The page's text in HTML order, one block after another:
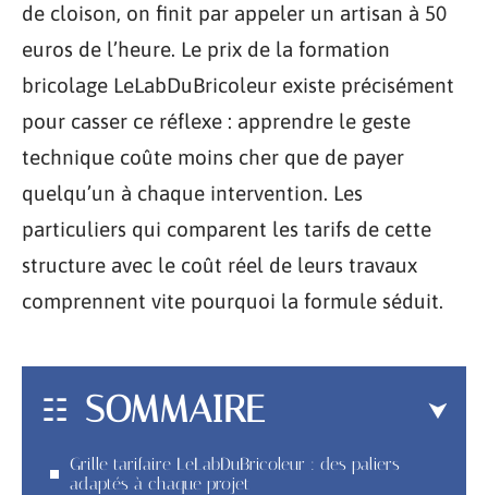
de cloison, on finit par appeler un artisan à 50
euros de l’heure. Le prix de la formation
bricolage LeLabDuBricoleur existe précisément
pour casser ce réflexe : apprendre le geste
technique coûte moins cher que de payer
quelqu’un à chaque intervention. Les
particuliers qui comparent les tarifs de cette
structure avec le coût réel de leurs travaux
comprennent vite pourquoi la formule séduit.
SOMMAIRE
Grille tarifaire LeLabDuBricoleur : des paliers
adaptés à chaque projet